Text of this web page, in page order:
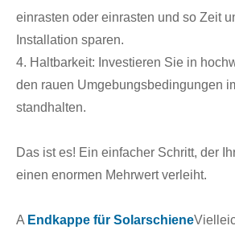
einrasten oder einrasten und so Zeit
Installation sparen.
4. Haltbarkeit: Investieren Sie in
den rauen Umgebungsbedingungen
standhalten.
Das ist es! Ein einfacher Schritt, der
einen enormen Mehrwert verleiht.
A Endkappe für Solarschiene